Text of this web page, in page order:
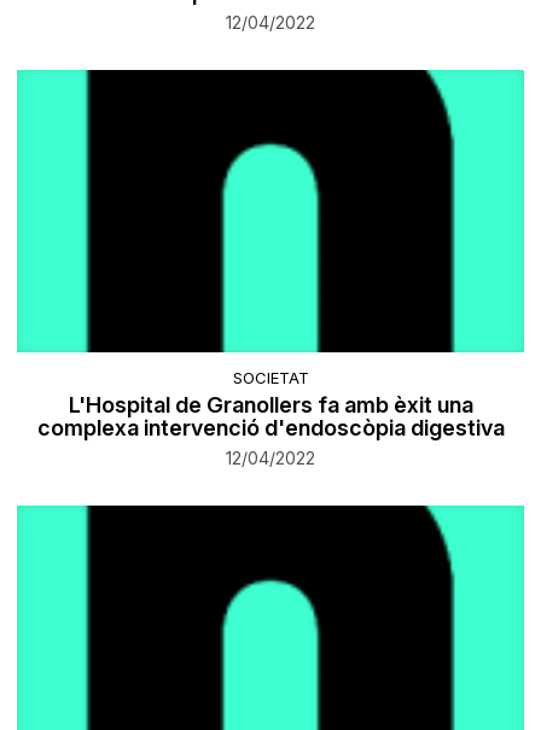
12/04/2022
SOCIETAT
L'Hospital de Granollers fa amb èxit una
complexa intervenció d'endoscòpia digestiva
12/04/2022